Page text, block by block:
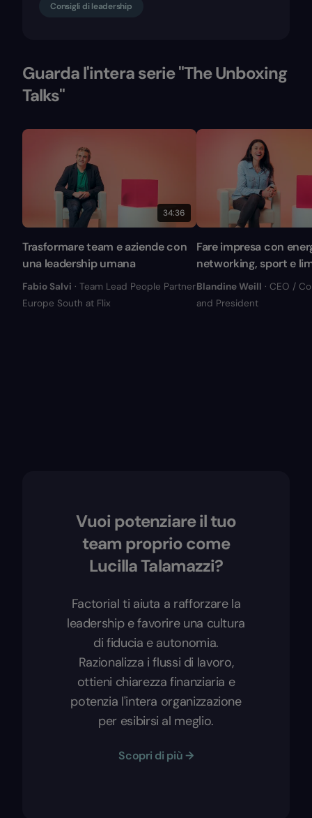
Consigli di leadership
Guarda l'intera serie "The Unboxing
Talks"
34:36
Trasformare team e aziende con
una leadership umana
Fabio Salvi · Team Lead People Partner
Europe South at Flix
Fare impresa con
networking, sport e
Blandine Weill · CEO /
and President
Vuoi potenziare il tuo
team proprio come
Lucilla Talamazzi?
Factorial ti aiuta a rafforzare la
leadership e favorire una cultura
di fiducia e autonomia.
Razionalizza i flussi di lavoro,
ottieni chiarezza finanziaria e
potenzia l'intera organizzazione
per esibirsi al meglio.
Scopri di più →